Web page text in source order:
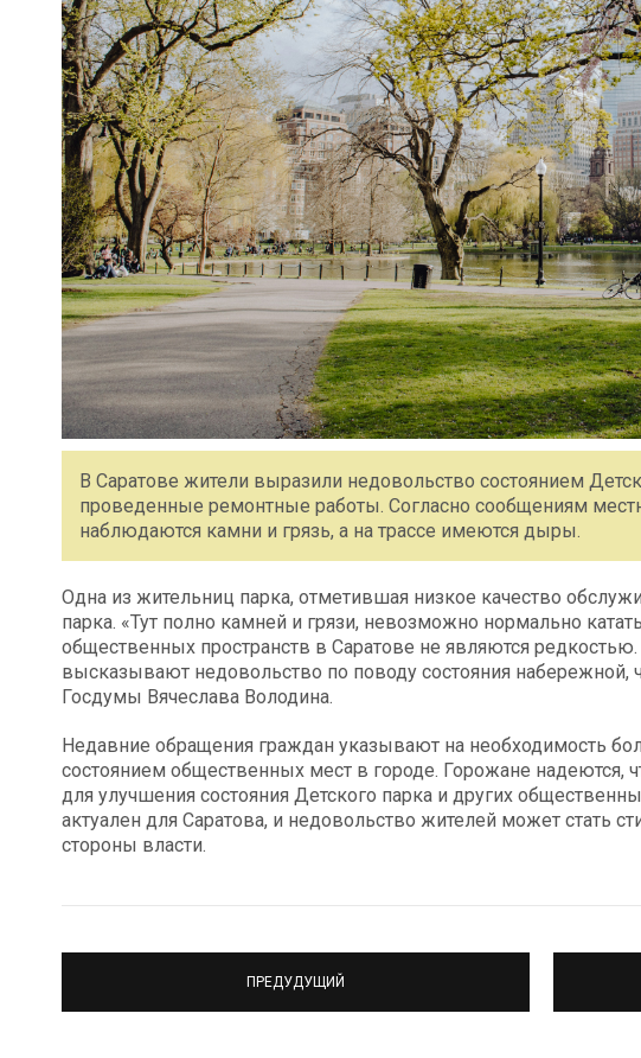
В Саратове жители выразили недовольство состоянием
проведенные ремонтные работы. Согласно сообщениям
наблюдаются камни и грязь, а на трассе имеются дыры.
Одна из жительниц парка, отметившая низкое качество
парка. «Тут полно камней и грязи, невозможно нормально
общественных пространств в Саратове не являются
высказывают недовольство по поводу состояния набережной,
Госдумы Вячеслава Володина.
Недавние обращения граждан указывают на необходимость
состоянием общественных мест в городе. Горожане надеются,
для улучшения состояния Детского парка и других
актуален для Саратова, и недовольство жителей может стать
стороны власти.
ПРЕДУДУЩИЙ